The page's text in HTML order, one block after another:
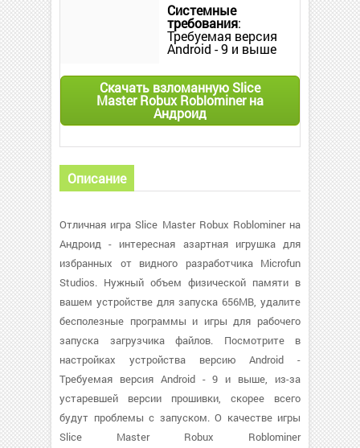
Системные
требования:
Требуемая версия
Android - 9 и выше
Скачать взломанную Slice
Master Robux Roblominer на
Андроид
Описание
Отличная игра Slice Master Robux Roblominer на
Андроид - интересная азартная игрушка для
избранных от видного разработчика Microfun
Studios. Нужный объем физической памяти в
вашем устройстве для запуска 656MB, удалите
бесполезные программы и игры для рабочего
запуска загрузчика файлов. Посмотрите в
настройках устройства версию Android -
Требуемая версия Android - 9 и выше, из-за
устаревшей версии прошивки, скорее всего
будут проблемы с запуском. О качестве игры
Slice Master Robux Roblominer